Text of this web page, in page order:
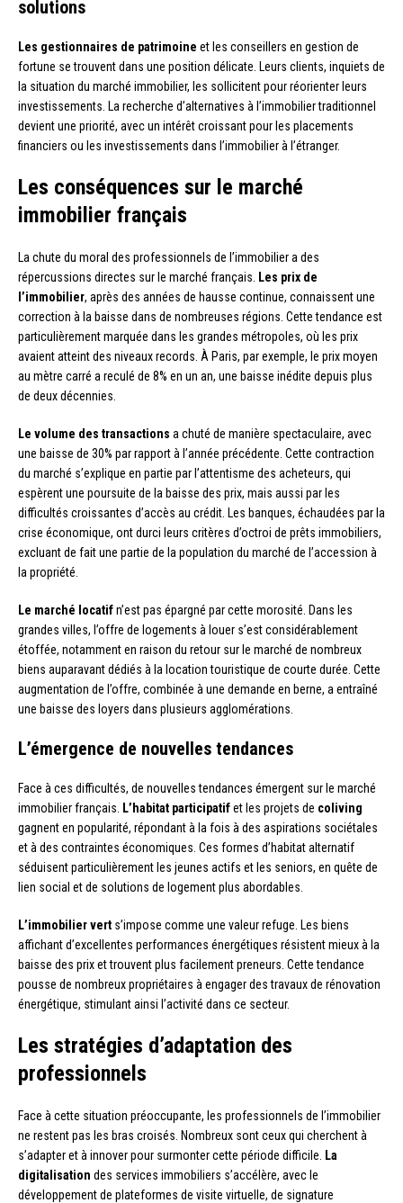
solutions
Les gestionnaires de patrimoine et les conseillers en gestion de
fortune se trouvent dans une position délicate. Leurs clients, inquiets de
la situation du marché immobilier, les sollicitent pour réorienter leurs
investissements. La recherche d’alternatives à l’immobilier traditionnel
devient une priorité, avec un intérêt croissant pour les placements
financiers ou les investissements dans l’immobilier à l’étranger.
Les conséquences sur le marché
immobilier français
La chute du moral des professionnels de l’immobilier a des
répercussions directes sur le marché français.
Les prix de
l’immobilier, après des années de hausse continue, connaissent une
correction à la baisse dans de nombreuses régions. Cette tendance est
particulièrement marquée dans les grandes métropoles, où les prix
avaient atteint des niveaux records. À Paris, par exemple, le prix moyen
au mètre carré a reculé de 8% en un an, une baisse inédite depuis plus
de deux décennies.
Le volume des transactions a chuté de manière spectaculaire, avec
une baisse de 30% par rapport à l’année précédente. Cette contraction
du marché s’explique en partie par l’attentisme des acheteurs, qui
espèrent une poursuite de la baisse des prix, mais aussi par les
difficultés croissantes d’accès au crédit. Les banques, échaudées par la
crise économique, ont durci leurs critères d’octroi de prêts immobiliers,
excluant de fait une partie de la population du marché de l’accession à
la propriété.
Le marché locatifn’est pas épargné par cette morosité. Dans les
grandes villes, l’offre de logements à louer s’est considérablement
étoffée, notamment en raison du retour sur le marché de nombreux
biens auparavant dédiés à la location touristique de courte durée. Cette
augmentation de l’offre, combinée à une demande en berne, a entraîné
une baisse des loyers dans plusieurs agglomérations.
L’émergence de nouvelles tendances
Face à ces difficultés, de nouvelles tendances émergent sur le marché
immobilier français.
L’habitat participatifet les projets de coliving
gagnent en popularité, répondant à la fois à des aspirations sociétales
et à des contraintes économiques. Ces formes d’habitat alternatif
séduisent particulièrement les jeunes actifs et les seniors, en quête de
lien social et de solutions de logement plus abordables.
L’immobilier vert s’impose comme une valeur refuge. Les biens
affichant d’excellentes performances énergétiques résistent mieux à la
baisse des prix et trouvent plus facilement preneurs. Cette tendance
pousse de nombreux propriétaires à engager des travaux de rénovation
énergétique, stimulant ainsi l’activité dans ce secteur.
Les stratégies d’adaptation des
professionnels
Face à cette situation préoccupante, les professionnels de l’immobilier
ne restent pas les bras croisés. Nombreux sont ceux qui cherchent à
s’adapter et à innover pour surmonter cette période difficile.
La
digitalisation des services immobiliers s’accélère, avec le
développement de plateformes de visite virtuelle, de signature